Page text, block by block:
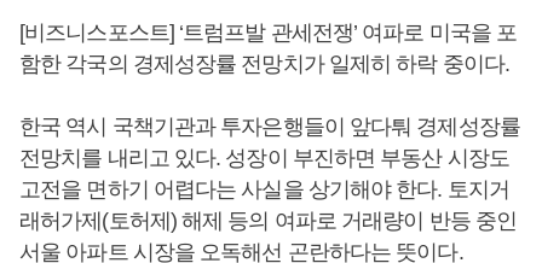
[비즈니스포스트] ‘트럼프발 관세전쟁’ 여파로 미국을 포
함한 각국의 경제성장률 전망치가 일제히 하락 중이다.
한국 역시 국책기관과 투자은행들이 앞다퉈 경제성장률
전망치를 내리고 있다. 성장이 부진하면 부동산 시장도
고전을 면하기 어렵다는 사실을 상기해야 한다. 토지거
래허가제(토허제) 해제 등의 여파로 거래량이 반등 중인
서울 아파트 시장을 오독해선 곤란하다는 뜻이다.